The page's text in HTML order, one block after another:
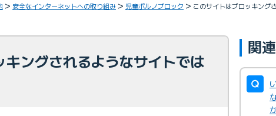
安全なインターネットへの取り組み 児童ポルノブロック このサイトはブロッキング
キングされるようなサイトでは
関